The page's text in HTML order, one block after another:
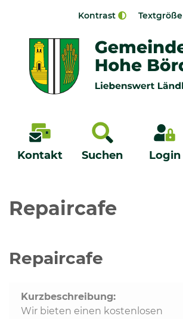
Kontrast Textgröße
Kontakt Suchen Login
Neuigkeiten
Kommunalpolitik
Repaircafe
Repaircafe
Kurzbeschreibung:
Wir bieten einen kostenlosen